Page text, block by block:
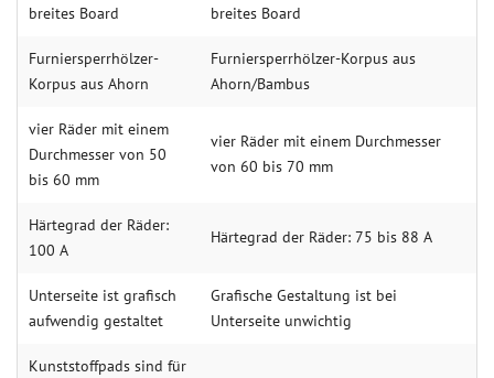
breites Board
breites Board
Furniersperrhölzer-
Korpus aus Ahorn
Furniersperrhölzer-Korpus aus
Ahorn/Bambus
vier Räder mit einem
Durchmesser von 50
bis 60 mm
vier Räder mit einem Durchmesser
von 60 bis 70 mm
Härtegrad der Räder:
100 A
Härtegrad der Räder: 75 bis 88 A
Unterseite ist grafisch
aufwendig gestaltet
Grafische Gestaltung ist bei
Unterseite unwichtig
Kunststoffpads sind für